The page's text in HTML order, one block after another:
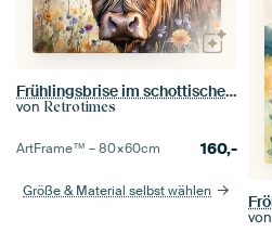
Frühlingsbrise im schottischen Highlander: Ein Porträt der Gelassenheit
von Retrotimes
ArtFrame™ –80×60cm 160,-
Größe & Material selbst wählen
von